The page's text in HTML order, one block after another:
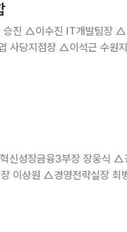
성장금융3부장 장웅식 △
상원 △경영전략실장 최병희